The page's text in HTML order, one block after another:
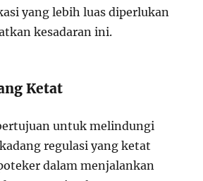
yang lebih luas diperlukan
kesadaran ini.
Ketat
untuk melindungi
regulasi yang ketat
dalam menjalankan